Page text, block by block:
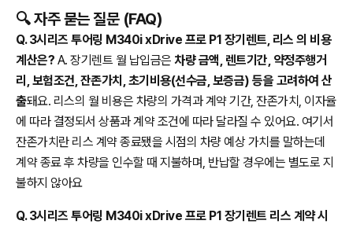
🔍 자주 묻는 질문 (FAQ)
Q. 3시리즈 투어링 M340i xDrive 프로 P1 장기렌트, 리스 의 비용
계산은? A. 장기렌트 월 납입금은 차량 금액, 렌트기간, 약정주행거
리, 보험조건, 잔존가치, 초기비용(선수금, 보증금) 등을 고려하여 산
출돼요. 리스의 월 비용은 차량의 가격과 계약 기간, 잔존가치, 이자율
에 따라 결정되서 상품과 계약 조건에 따라 달라질 수 있어요. 여기서
잔존가치란 리스 계약 종료됐을 시점의 차량 예상 가치를 말하는데
계약 종료 후 차량을 인수할 때 지불하며, 반납할 경우에는 별도로 지
불하지 않아요
Q. 3시리즈 투어링 M340i xDrive 프로 P1 장기렌트 리스 계약 시